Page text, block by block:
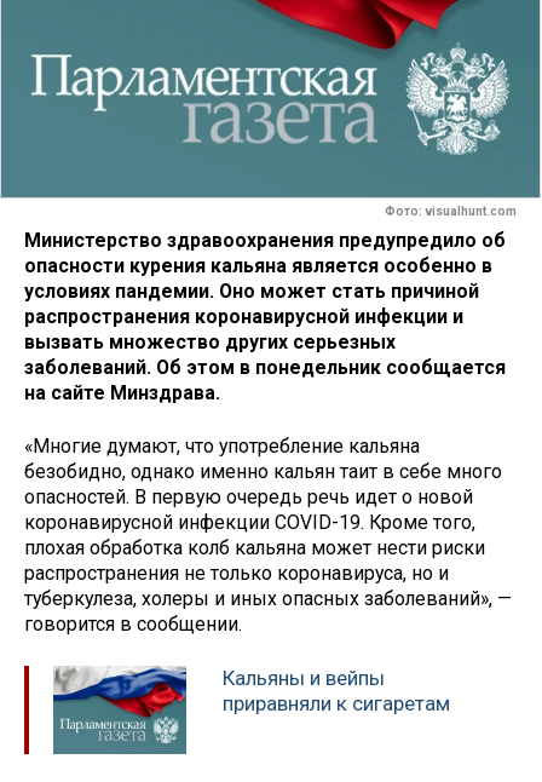
Фото: visualhunt.com
Министерство здравоохранения предупредило об
опасности курения кальяна является особенно в
условиях пандемии. Оно может стать причиной
распространения коронавирусной инфекции и
вызвать множество других серьезных
заболеваний. Об этом в понедельник сообщается
на сайте Минздрава.
«Многие думают, что употребление кальяна
безобидно, однако именно кальян таит в себе много
опасностей. В первую очередь речь идет о новой
коронавирусной инфекции COVID-19. Кроме того,
плохая обработка колб кальяна может нести риски
распространения не только коронавируса, но и
туберкулеза, холеры и иных опасных заболеваний», —
говорится в сообщении.
Кальяны и вейпы
приравняли к сигаретам